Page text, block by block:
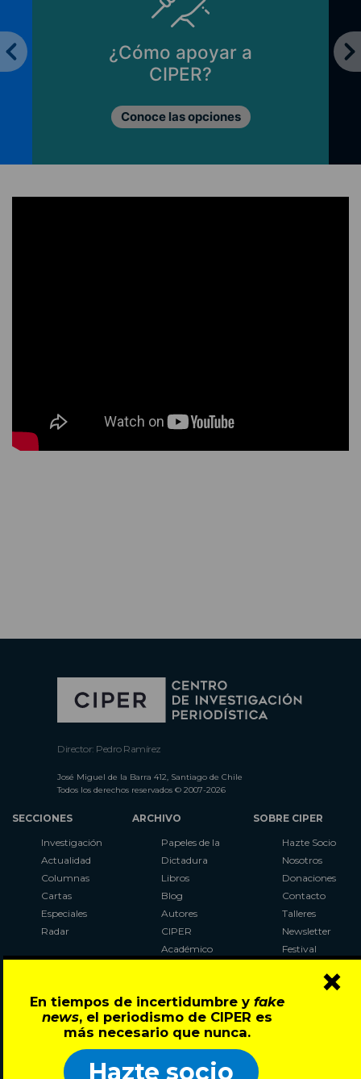
En tiempos de incertidumbre y fake
news, el periodismo de CIPER es
más necesario que nunca.
Hazte socio
×
¿Cómo apoyar a
CIPER?
Conoce las opciones
Director: Pedro Ramírez
José Miguel de la Barra 412, Santiago de Chile
Todos los derechos reservados © 2007-2026
SECCIONES
Investigación
Actualidad
Columnas
Cartas
Especiales
Radar
ARCHIVO
Papeles de la
Dictadura
Libros
Blog
Autores
CIPER
Académico
Al Plebiscito
con CIPER
SOBRE CIPER
Hazte Socio
Nosotros
Donaciones
Contacto
Talleres
Newsletter
Festival